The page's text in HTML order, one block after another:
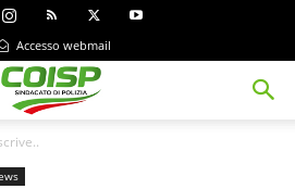
Accesso webmail